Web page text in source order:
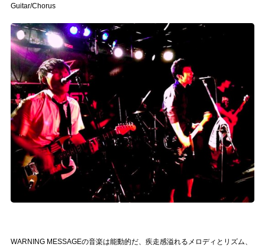
Guitar/Chorus
WARNING MESSAGEの音楽は能動的だ、疾走感溢れるメロディとリズム、